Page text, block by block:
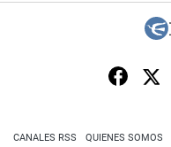
CANALES RSS QUIENES SOMOS